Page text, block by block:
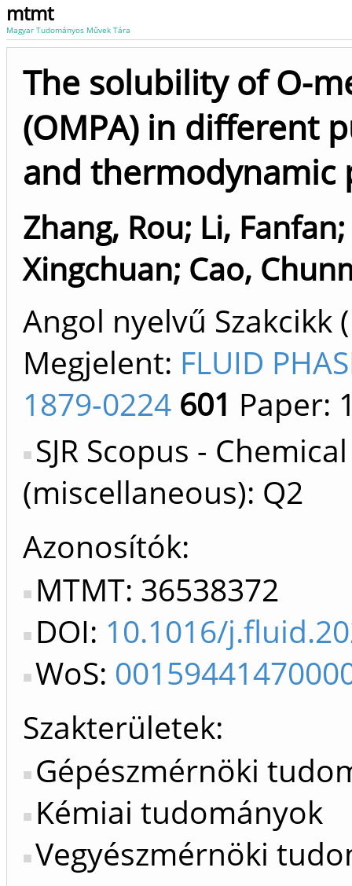
mtmt
Magyar Tudományos Művek Tára
The solubility of O-
(OMPA) in different
and thermodynamic
Zhang, Rou; Li, Fanfan;
Xingchuan; Cao,
Angol nyelvű
Megjelent: FLUID
1879-0224 601 Paper:
SJR Scopus -
(miscellaneous): Q2
Azonosítók
MTMT: 36538372
DOI: 10.1016/
WoS:
Szakterületek:
Gépészmérnöki
Kémiai tudományok
Vegyészmérnöki